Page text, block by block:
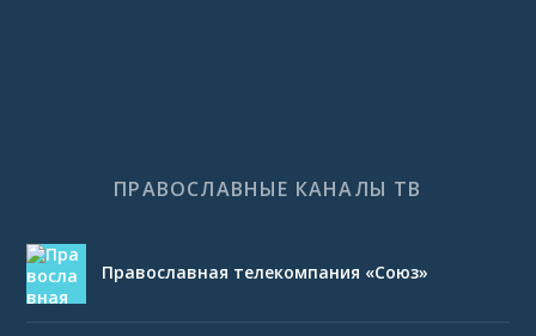
ПРАВОСЛАВНЫЕ КАНАЛЫ ТВ
Православная телекомпания «Союз»